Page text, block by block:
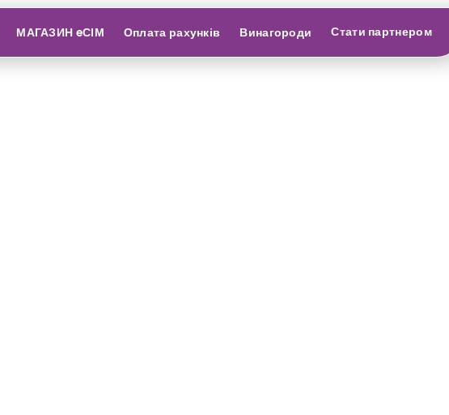
МАГАЗИН eСІМ Оплата рахунків Винагороди Стати партнером